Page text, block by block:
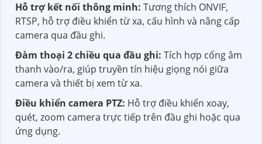
Hỗ trợ kết nối thông minh: Tương thích ONVIF,
RTSP, hỗ trợ điều khiển từ xa, cấu hình và nâng cấp
camera qua đầu ghi.
Đàm thoại 2 chiều qua đầu ghi: Tích hợp cổng âm
thanh vào/ra, giúp truyền tín hiệu giọng nói giữa
camera và thiết bị xem từ xa.
Điều khiển camera PTZ: Hỗ trợ điều khiển xoay,
quét, zoom camera trực tiếp trên đầu ghi hoặc qua
ứng dụng.